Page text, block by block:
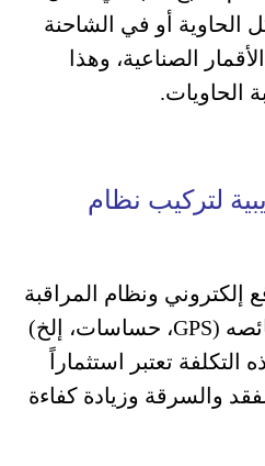
أو في الشاحنة
الصناعية، وهذا
الحاويات.
لتركيب نظام
إلكتروني ونظام المراقبة
حسب نوع الجهاز وخصائصه (GPS، حساسات، إلخ)
تعتبر استثماراً
والسرقة وزيادة كفاءة